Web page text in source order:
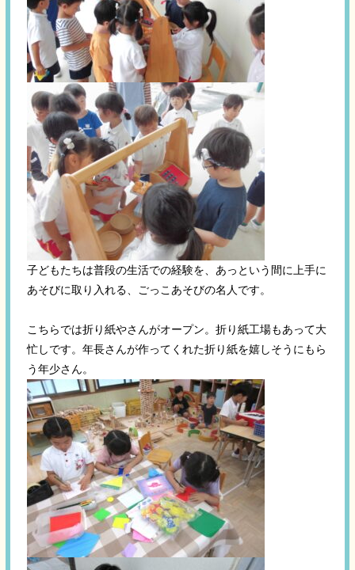
子どもたちは普段の生活での経験を、あっという間に上手に
あそびに取り入れる、ごっこあそびの名人です。
こちらでは折り紙やさんがオープン。折り紙工場もあって大
忙しです。年長さんが作ってくれた折り紙を嬉しそうにもら
う年少さん。